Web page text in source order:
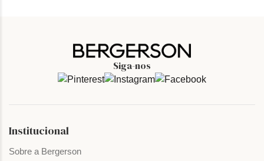
Siga-nos
Institucional
Sobre a Bergerson